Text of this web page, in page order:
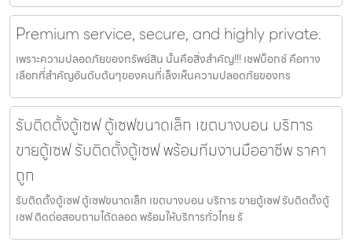
Premium service, secure, and highly private.
เพราะความปลอดภัยของทรัพย์สิน นั้นคือสิ่งสำคัญ!!! เชฟบ็อกซ์ คือทาง
เลือกที่สำคัญอันดับต้นๆของคนที่เล็งเห็นความปลอดภัยของทร
รับติดตั้งตู้เซฟ ตู้เซฟขนาดเล็ก เขตบางบอน บริการ
ขายตู้เซฟ รับติดตั้งตู้เซฟ พร้อมทีมงานมืออาชีพ ราคา
ถูก
รับติดตั้งตู้เซฟ ตู้เซฟขนาดเล็ก เขตบางบอน บริการ ขายตู้เซฟ รับติดตั้งตู้
เซฟ ติดต่อสอบถามได้ตลอด พร้อมให้บริการทั่วไทย รั